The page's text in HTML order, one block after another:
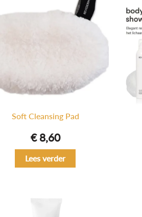
Soft Cleansing Pad
€8,60
Lees verder